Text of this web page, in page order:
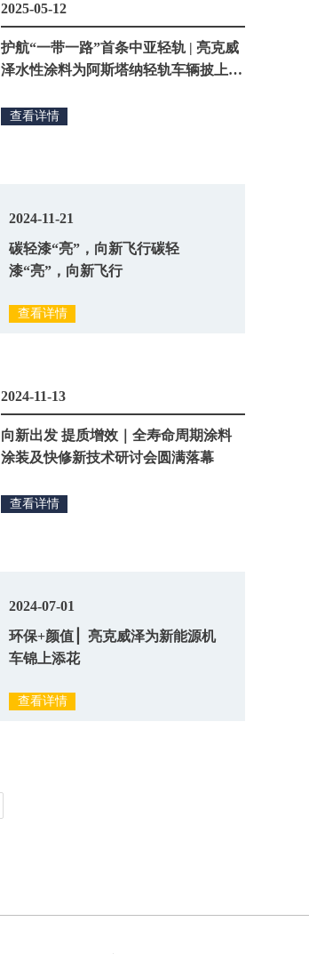
2025-05-12
护航“一带一路”首条中亚轻轨 | 亮克威
泽水性涂料为阿斯塔纳轻轨车辆披上环
查看详情
2024-11-21
碳轻漆“亮”，向新飞行碳轻
漆“亮”，向新飞行
查看详情
2024-11-13
向新出发 提质增效｜全寿命周期涂料
涂装及快修新技术研讨会圆满落幕
查看详情
2024-07-01
环保+颜值 ▏亮克威泽为新能源机
车锦上添花
查看详情